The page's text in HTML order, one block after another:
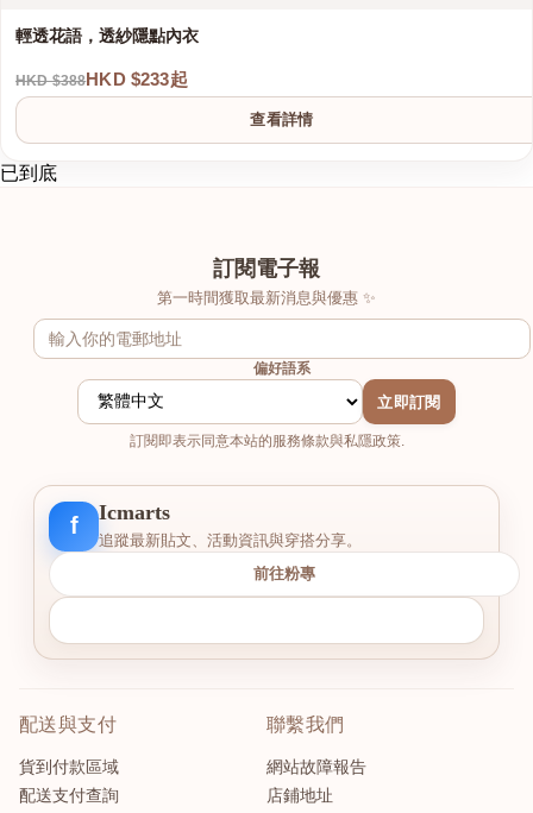
輕透花語，透紗隱點內衣
HKD $388HKD $233起
查看詳情
已到底
訂閱電子報
第一時間獲取最新消息與優惠 ✨
偏好語系
立即訂閱
訂閱即表示同意本站的服務條款與私隱政策.
f Icmarts
追蹤最新貼文、活動資訊與穿搭分享。
前往粉專
配送與支付
貨到付款區域
配送支付查詢
聯繫我們
網站故障報告
店鋪地址